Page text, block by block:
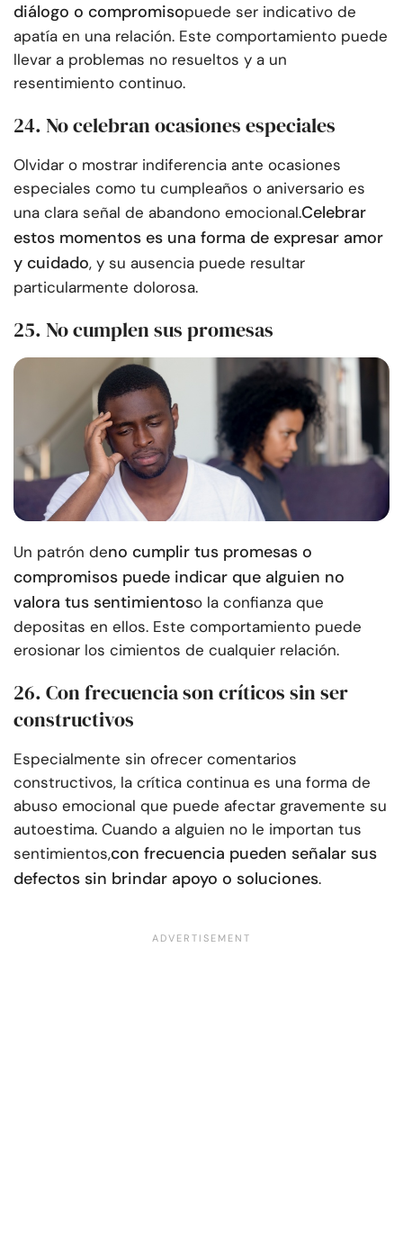
diálogo o compromisopuede ser indicativo de
apatía en una relación. Este comportamiento puede
llevar a problemas no resueltos y a un
resentimiento continuo.
24. No celebran ocasiones especiales
Olvidar o mostrar indiferencia ante ocasiones
especiales como tu cumpleaños o aniversario es
una clara señal de abandono emocional.Celebrar
estos momentos es una forma de expresar amor
y cuidado, y su ausencia puede resultar
particularmente dolorosa.
25. No cumplen sus promesas
Un patrón deno cumplir tus promesas o
compromisos puede indicar que alguien no
valora tus sentimientoso la confianza que
depositas en ellos. Este comportamiento puede
erosionar los cimientos de cualquier relación.
26. Con frecuencia son críticos sin ser
constructivos
Especialmente sin ofrecer comentarios
constructivos, la crítica continua es una forma de
abuso emocional que puede afectar gravemente su
autoestima. Cuando a alguien no le importan tus
sentimientos,con frecuencia pueden señalar sus
defectos sin brindar apoyo o soluciones.